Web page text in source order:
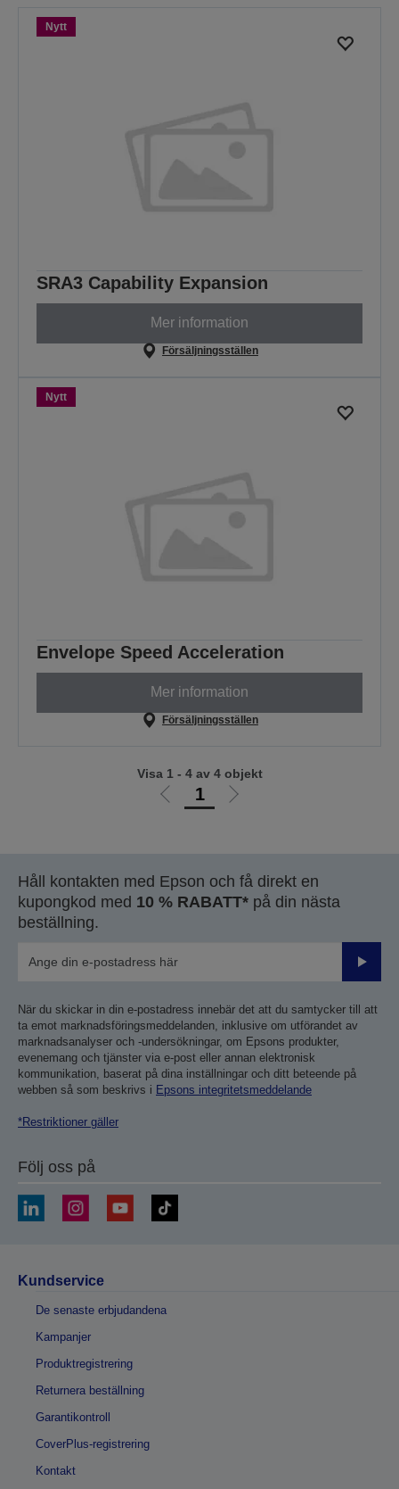
Nytt
SRA3 Capability Expansion
Mer information
Försäljningsställen
Nytt
Envelope Speed Acceleration
Mer information
Försäljningsställen
Gå
1
Gå
Visa 1 - 4 av 4 objekt
Håll kontakten med Epson och få direkt en
kupongkod med 10 % RABATT* på din nästa
beställning.
Skicka
När du skickar in din e-postadress innebär det att du samtycker till att
ta emot marknadsföringsmeddelanden, inklusive om utförandet av
marknadsanalyser och -undersökningar, om Epsons produkter,
evenemang och tjänster via e-post eller annan elektronisk
kommunikation, baserat på dina inställningar och ditt beteende på
webben så som beskrivs i Epsons integritetsmeddelande
*Restriktioner gäller
Följ oss på
Kundservice
De senaste erbjudandena
Kampanjer
Produktregistrering
Returnera beställning
Garantikontroll
CoverPlus-registrering
Kontakt